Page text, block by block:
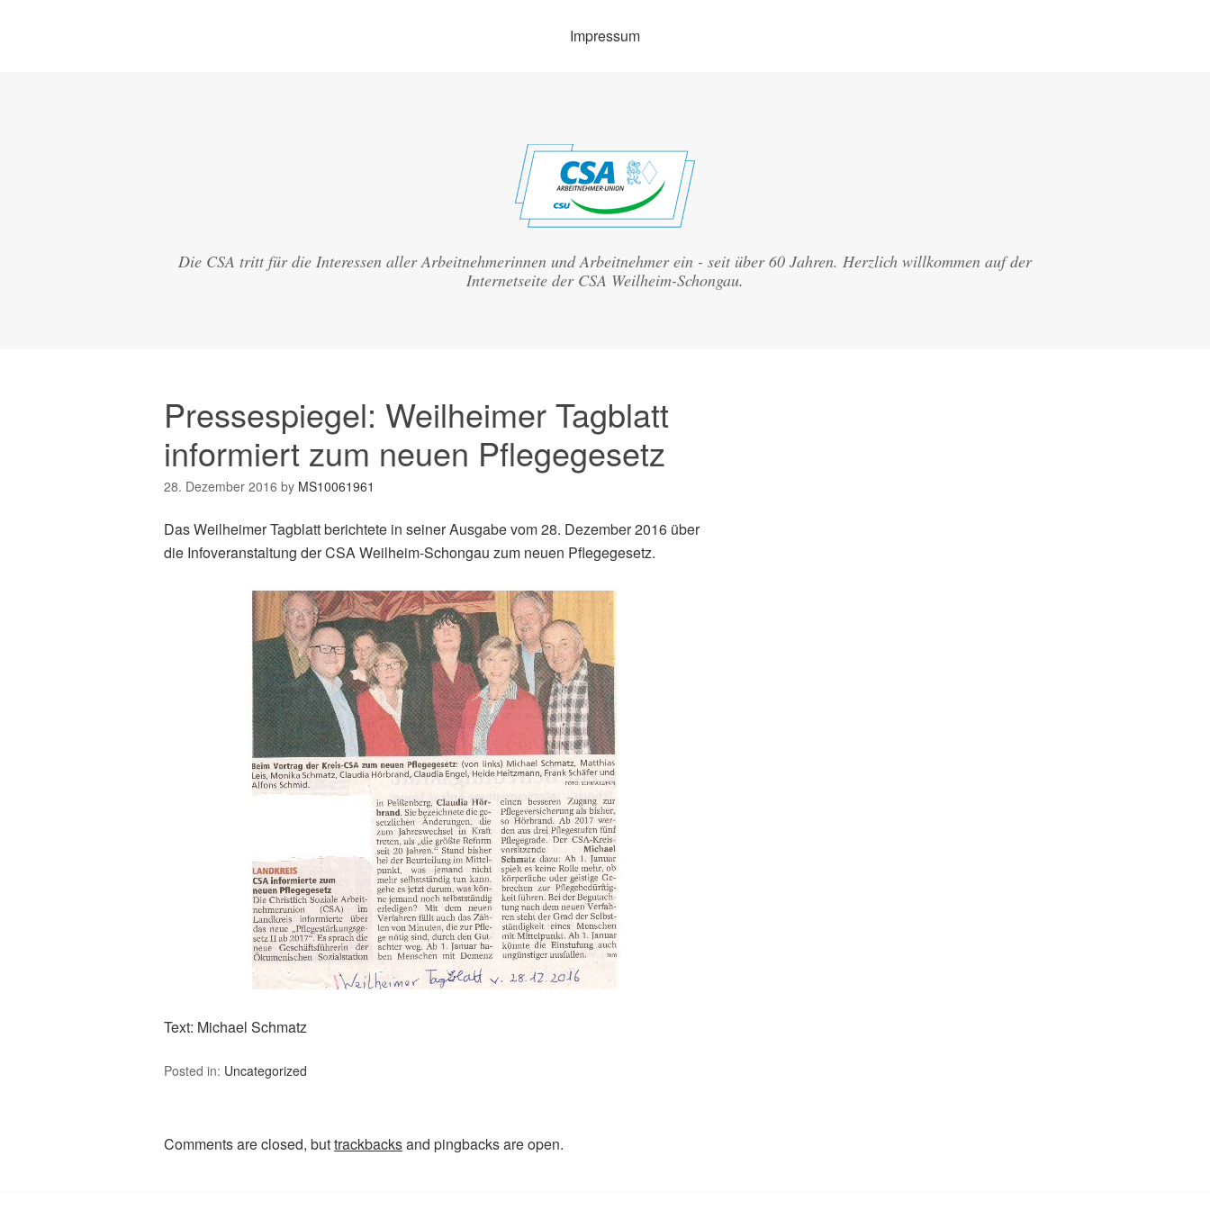
Impressum
Die CSA tritt für die Interessen aller Arbeitnehmerinnen und Arbeitnehmer ein - seit über 60 Jahren. Herzlich willkommen auf der
Internetseite der CSA Weilheim-Schongau.
Pressespiegel: Weilheimer Tagblatt
informiert zum neuen Pflegegesetz
28. Dezember 2016 by MS10061961
Das Weilheimer Tagblatt berichtete in seiner Ausgabe vom 28. Dezember 2016 über
die Infoveranstaltung der CSA Weilheim-Schongau zum neuen Pflegegesetz.
Text: Michael Schmatz
Posted in: Uncategorized
Comments are closed, buttrackbacksand pingbacks are open.